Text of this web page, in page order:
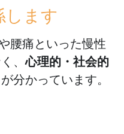
します
腰痛といった慢性
、心理的・社会的
分かっています。